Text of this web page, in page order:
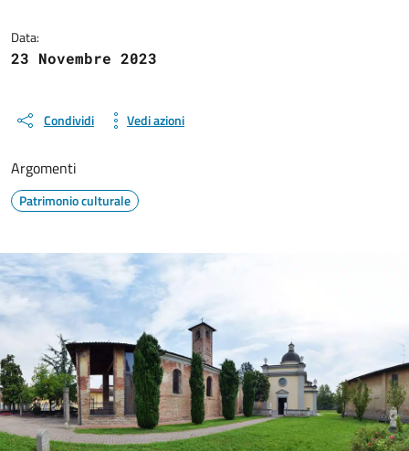
Data:
23 Novembre 2023
Condividi Vedi azioni
Argomenti
Patrimonio culturale